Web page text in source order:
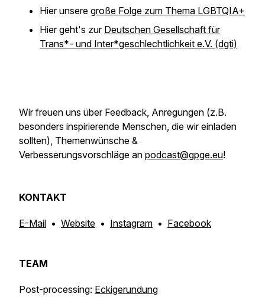
Hier unsere große Folge zum Thema LGBTQIA+
Hier geht's zur Deutschen Gesellschaft für
Trans*- und Inter*geschlechtlichkeit e.V. (dgti)
Wir freuen uns über Feedback, Anregungen (z.B.
besonders inspirierende Menschen, die wir einladen
sollten), Themenwünsche &
Verbesserungsvorschläge an podcast@gpge.eu!
KONTAKT
E-Mail • Website • Instagram • Facebook
TEAM
Post-processing: Eckigerundung